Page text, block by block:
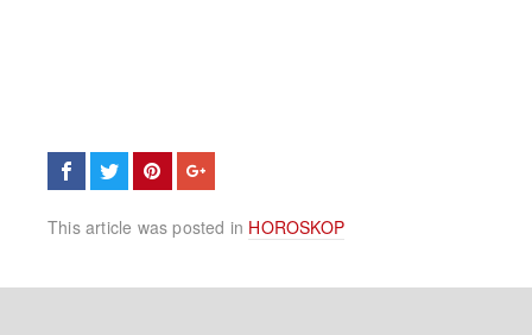
This article was posted in HOROSKOP